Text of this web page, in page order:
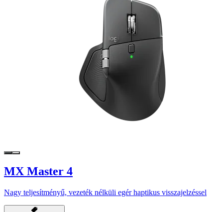
MX Master 4
Nagy teljesítményű, vezeték nélküli egér haptikus visszajelzéssel